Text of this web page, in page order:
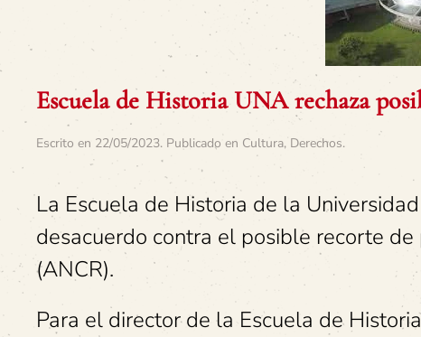
Escuela de Historia UNA rechaza
Escrito en 22/05/2023. Publicado en Cultura, Derechos.
La Escuela de Historia de la
desacuerdo contra el posible recorte
(ANCR).
Para el director de la Escuela de